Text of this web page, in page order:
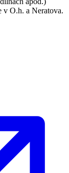
v O.h. a Neratova.